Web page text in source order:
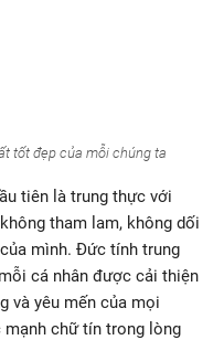
tốt đẹp của mỗi chúng ta
tiên là trung thực với
tham lam, không dối
mình. Đức tính trung
cá nhân được cải thiện
và yêu mến của mọi
mạnh chữ tín trong lòng